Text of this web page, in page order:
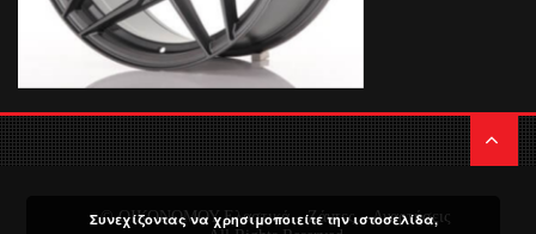
© ΟΙΚΟΝΟΜΟΥ Ελαστικά – Ζάντες – Αναρτήσεις
Συνεχίζοντας να χρησιμοποιείτε την ιστοσελίδα,